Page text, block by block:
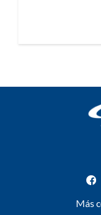
Más